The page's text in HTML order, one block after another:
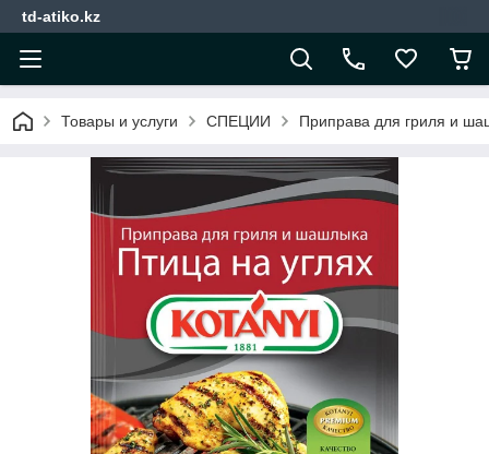
td-atiko.kz
Товары и услуги СПЕЦИИ Приправа для гриля и